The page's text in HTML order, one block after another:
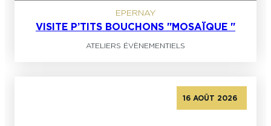
EPERNAY
VISITE P’TITS BOUCHONS "MOSAÏQUE "
ATELIERS ÉVÈNEMENTIELS
16 AOÛT 2026